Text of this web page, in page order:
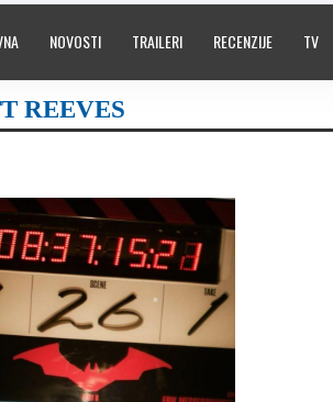
NOVOSTI TRAILERI RECENZIJE TV
REEVES